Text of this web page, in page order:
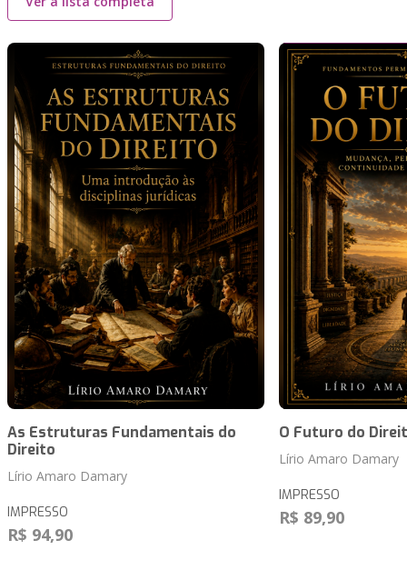
As Estruturas Fundamentais do
Direito
Lírio Amaro Damary
IMPRESSO
R$ 94,90
O Futuro do
Lírio Amaro Damary
IMPRESSO
R$ 89,90